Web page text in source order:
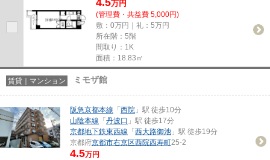
万円
(管理費・共益費 5,000円)
敷：0万円｜礼：5万円
所在階：5階
間取り：1K
面積：18.83㎡
賃貸｜マンション ミモザ館
阪急京都本線 「 西院 」駅 徒歩10分
山陰本線 「 丹波口 」駅 徒歩17分
京都地下鉄東西線 「 西大路御池 」駅 徒歩19分
京都府京都市右京区西院西寿町25-2
4.5万円